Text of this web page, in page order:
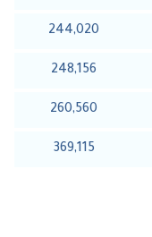
244,020
248,156
260,560
369,115